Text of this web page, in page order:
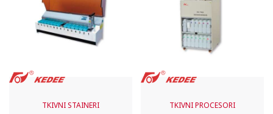
TKIVNI STAINERI TKIVNI PROCESORI